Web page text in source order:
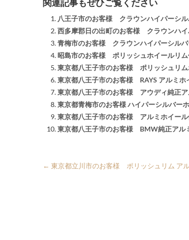
関連記事もぜひご覧ください
八王子市のお客様 クラウンハイパーシ
西多摩郡日の出町のお客様 クラウンハ
青梅市のお客様 クラウンハイパーシル
昭島市のお客様 ポリッシュホイールリ
東京都八王子市のお客様 ポリッシュリ
東京都八王子市のお客様 RAYS アルミホ
東京都八王子市のお客様 アウディ純正
東京都青梅市のお客様 ハイパーシルバー
東京都八王子市のお客様 アルミホイー
東京都八王子市のお客様 BMW純正アル
← 東京都立川市のお客様 ポリッシュリム ア